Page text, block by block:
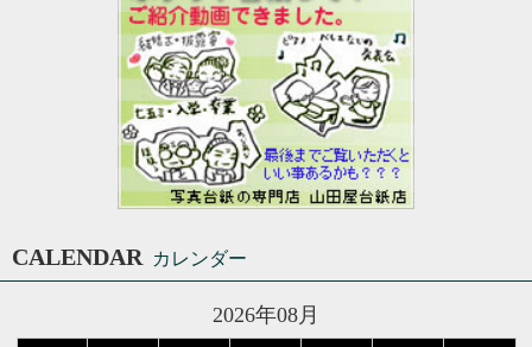
CALENDAR カレンダー
2026年08月